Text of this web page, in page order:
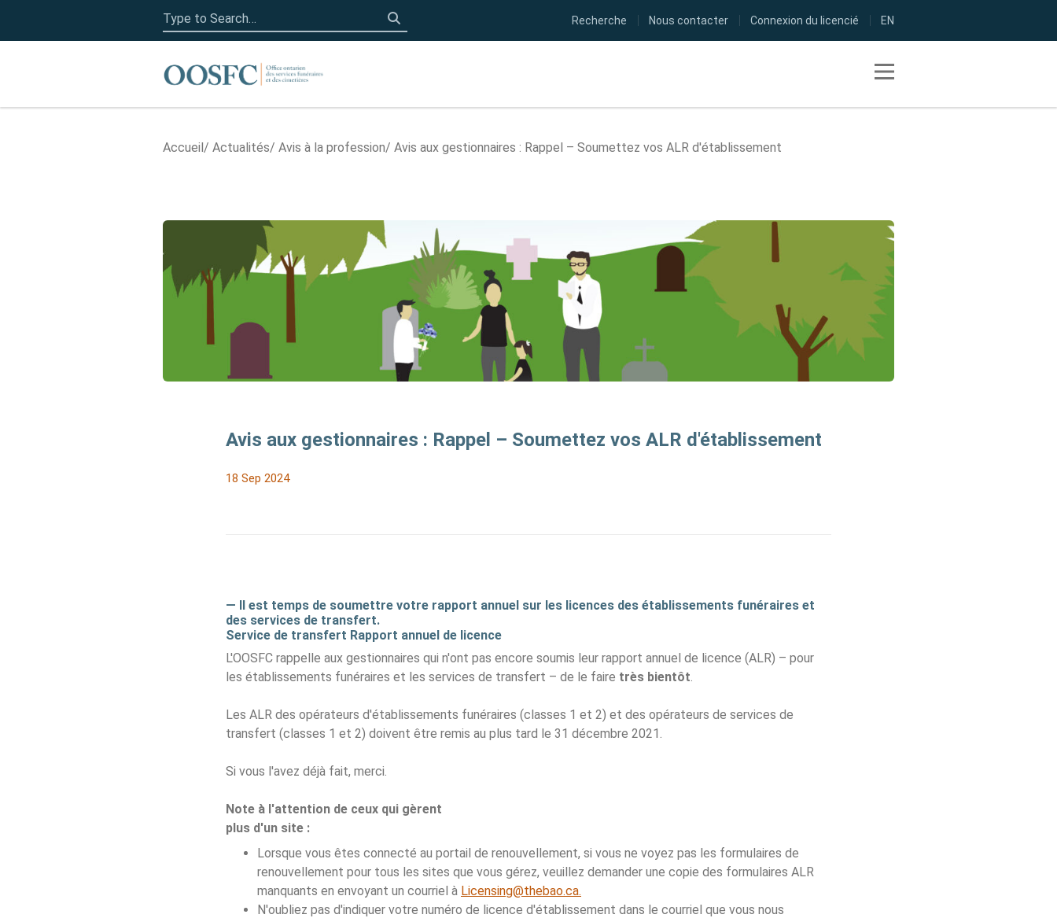
Accueil
Toggle navigation
Search
for:
Click to search
Recherche Nous contacter Connexion du licencié EN
Accueil Actualités Avis à la profession Avis aux gestionnaires : Rappel – Soumettez vos ALR d'établissement
Avis aux gestionnaires : Rappel – Soumettez vos ALR d'établissement
18 Sep 2024
— Il est temps de soumettre votre rapport annuel sur les licences des établissements funéraires et
des services de transfert.
Service de transfert Rapport annuel de licence
L'OOSFC rappelle aux gestionnaires qui n'ont pas encore soumis leur rapport annuel de licence (ALR) – pour
les établissements funéraires et les services de transfert – de le faire très bientôt
Les ALR des opérateurs d'établissements funéraires (classes 1 et 2) et des opérateurs de services de
transfert (classes 1 et 2) doivent être remis au plus tard le 31 décembre 2021.
Si vous l'avez déjà fait, merci.
Note à l'attention de ceux qui gèrent
plus d'un site :
Lorsque vous êtes connecté au portail de renouvellement, si vous ne voyez pas les formulaires de
renouvellement pour tous les sites que vous gérez, veuillez demander une copie des formulaires ALR
manquants en envoyant un courriel à Licensing@thebao.ca.
N'oubliez pas d'indiquer votre numéro de licence d'établissement dans le courriel que vous nous